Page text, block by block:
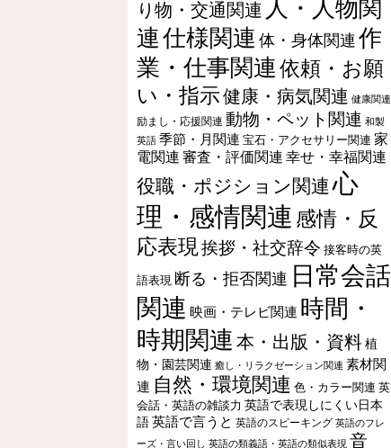
り物・交通関連 人・人物関
連仕様関連 体・身体関連 作
業・仕事関連依頼・お願
い・指示健康・病気関連 健康関連
励まし・応援関連 動物・ペット関連 和製
英語 季節・月関連 宝石・アクセサリー関連 家
電関連 審査・評価関連 幸せ・幸福関連
役職・ポジション関連 心
理・感情関連 感情・反
応表現挨拶・社交辞令 接客時の英
語表現 断る・拒否関連 日常会話
関連 映画・テレビ関連 時間・
時期関連 本・出版・資料植
物・園芸関連 癒し・リラクゼーション関連 素材関
連 自然・環境関連 色・カラー関連 英
会話・英語の雑談力 英語で表現しにくい日本
語 英語で言うと 英語のスピーキング 英語のフレ
ーズ・言い回し 英語の類義語・英語の類似表現 音